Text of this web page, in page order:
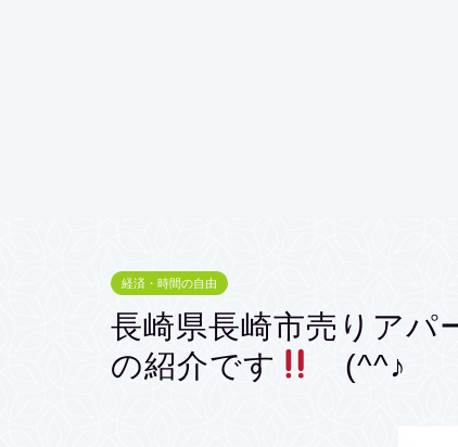
経済・時間の自由
長崎県長崎市売りアパ
の紹介です
(^^♪